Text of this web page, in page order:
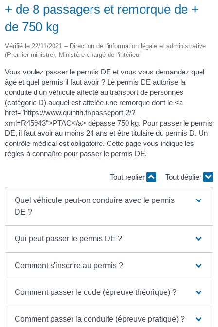
+ de 8 passagers et remorque de +
de 750 kg
Vérifié le 22/11/2021 – Direction de l'information légale et administrative
(Premier ministre), Ministère chargé de l'intérieur
Vous voulez passer le permis DE et vous vous demandez quel
âge et quel permis il faut avoir ? Le permis DE autorise la
conduite d'un véhicule affecté au transport de personnes
(catégorie D) auquel est attelée une remorque dont le <a
href="https://www.quintin.fr/passeport-2/?
xml=R45943">PTAC</a> dépasse 750 kg. Pour passer le permis
DE, il faut avoir au moins 24 ans et être titulaire du permis D. Un
contrôle médical est obligatoire. Cette page vous indique les
règles à connaître pour passer le permis DE.
Tout replier Tout déplier
Quel véhicule peut-on conduire avec le permis
DE ?
Qui peut passer le permis DE ?
Comment s'inscrire au permis ?
Comment passer le code (épreuve théorique) ?
Comment passer la conduite (épreuve pratique) ?